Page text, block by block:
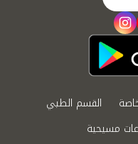
instagram
القسم الطبي
مسيحية